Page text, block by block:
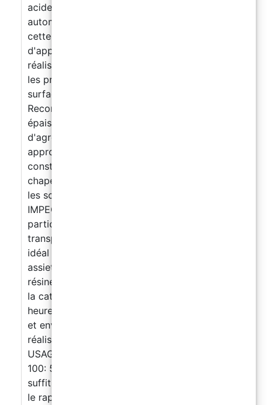
acides. Application de coulée à nivellement
automatique. La viscosité moyenne-élevée de
cette résine permet une large gamme
d'applications spécifiquement pour la
réalisation de surfaces. La haute viscosité et
les propriétés autolissantes garantissent des
surfaces réfléchissantes et autolissantes.
Recommandée pour la coulée avec une
épaisseur maximale de 5 mm. Chargée
d'agrégats minéraux de granulométrie
appropriée, elle est utilisée dans la
construction de sols époxy autonivelants et de
chapes adaptées au contact avec les aliments,
les sols industriels, etc.,, 【QUALITÉ
IMPECCABLE】 Grâce à sa formule
particulière, le produit est parfaitement
transparent même après catalyse. Le produit
idéal pour la création de planches à découper,
assiettes, verres et couverts en
résine. Totalement brillante et auto-nivelante,
la catalyse complète prendra environ 24/48
heures - selon les conditions atmosphériques
et environnementales - mais elle sera déjà
réalisable après environ 10 heures. 【À
USAGES MULTIPLES】 Le rapport de mélange
100: 55 rend ce produit très facile à utiliser. Il
suffit de mélanger les deux composants selon
le rapport indiqué (pour 100 grammes de A,